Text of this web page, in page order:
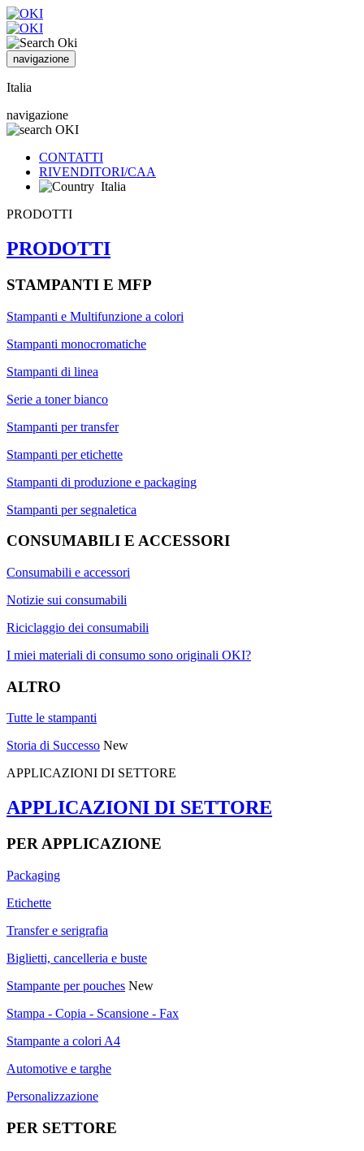
navigazione
Italia
navigazione
CONTATTI
RIVENDITORI/CAA
Italia
PRODOTTI
PRODOTTI
STAMPANTI E MFP
Stampanti e Multifunzione a colori
Stampanti monocromatiche
Stampanti di linea
Serie a toner bianco
Stampanti per transfer
Stampanti per etichette
Stampanti di produzione e packaging
Stampanti per segnaletica
CONSUMABILI E ACCESSORI
Consumabili e accessori
Notizie sui consumabili
Riciclaggio dei consumabili
I miei materiali di consumo sono originali OKI?
ALTRO
Tutte le stampanti
Storia di Successo New
APPLICAZIONI DI SETTORE
APPLICAZIONI DI SETTORE
PER APPLICAZIONE
Packaging
Etichette
Transfer e serigrafia
Biglietti, cancelleria e buste
Stampante per pouches New
Stampa - Copia - Scansione - Fax
Stampante a colori A4
Automotive e targhe
Personalizzazione
PER SETTORE